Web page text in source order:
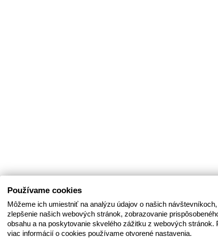
Používame cookies
Môžeme ich umiestniť na analýzu údajov o našich
zlepšenie našich webových stránok, zobrazovanie
obsahu a na poskytovanie skvelého zážitku z webových stránok.
viac informácií o cookies používame otvorené nastavenia.